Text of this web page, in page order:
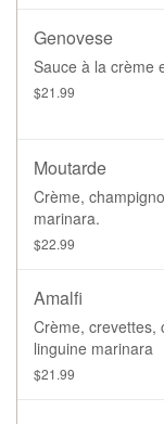
Genovese
Sauce à la crème
$21.99
Moutarde
Crème,
marinara.
$22.99
Amalfi
Crème, crevettes,
linguine marinara
$21.99